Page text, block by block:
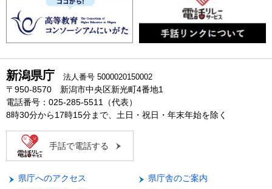
新潟県庁 法人番号 5000020150002
〒950-8570 新潟市中央区新光町4番地1
電話番号：025-285-5511（代表）
8時30分から17時15分まで、土日・祝日・年末年始を除く
手話で電話する
県庁へのアクセス
県庁舎のご案内